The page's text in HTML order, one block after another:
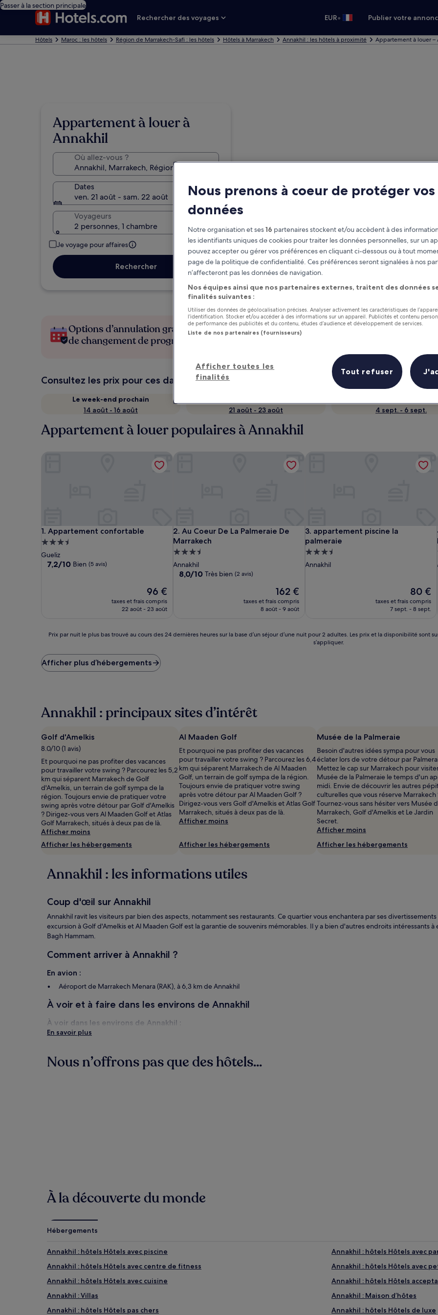
Passer à la section principale
Rechercher des voyages
EUR• Publier votre
Hôtels Maroc : les hôtels Région de Marrakech-Safi : les hôtels Hôtels à Marrakech Annakhil : les hôtels à proximité Appartement à louer –
Appartement à louer à
Annakhil
Où allez-vous ?
Dates
ven. 21 août - sam. 22 août
Voyageurs
2 personnes, 1 chambre
Je voyage pour affaires
Rechercher
Options d’annulation gratuite en cas
de changement de programme
Gagnez des récompenses pour
Consultez les prix pour ces dates
Le week-end prochain
14 août - 16 août
21 août - 23 août
4 sept. - 6 sept.
Appartement à louer populaires à Annakhil
1. Appartement confortable
Appartement confortable
Hébergement
3.5 étoiles
Gueliz
7.2
7,2/10 Bien (5 avis)
Le
nouveau
prix
96 €
96 €
taxes et frais compris
22 août - 23 août
2. Au Coeur De La Palmeraie De
Marrakech
Au Coeur De La Palmeraie De Marrakech
Hébergement
3.5 étoiles
Annakhil
8.0
8,0/10 Très bien (2 avis)
Le
nouveau
prix
162 €
162 €
taxes et frais compris
8 août - 9 août
Au Coeur De La Palmeraie De Marrakech
3. appartement piscine la
palmeraie
appartement piscine la palmeraie
Hébergement
3.5 étoiles
Annakhil
Le
nouveau
prix
80 €
80 €
taxes et frais compris
7 sept. - 8 sept.
appartement piscine la palmeraie
Prix
nuit
le
plus
des
sur
la
base
d’un
séjour
d’une
nuit
pour
2 adultes.
Les
prix
et
la
susceptibles
de
Des
conditions
supplémentaires
peuvent
s’appliquer.
Prix par nuit le plus bas trouvé au cours des 24 dernières heures sur la base d’un séjour d’une nuit pour 2 adultes. Les prix et la disponibilité
s’appliquer.
Afficher plus d’hébergements
Annakhil : principaux sites d’intérêt
Golf d'Amelkis
8.0/10 (1 avis)
Et pourquoi ne pas profiter des vacances
pour travailler votre swing ? Parcourez les 5,2
km qui séparent Marrakech de Golf
d'Amelkis, un terrain de golf sympa de la
région. Toujours envie de pratiquer votre
swing après votre détour par Golf d'Amelkis
? Dirigez-vous vers Al Maaden Golf et Atlas
Golf Marrakech, situés à deux pas de là.
Afficher moins
Afficher les hébergements
Al Maaden Golf
Et pourquoi ne pas profiter des vacances
pour travailler votre swing ? Parcourez les 6,4
km qui séparent Marrakech de Al Maaden
Golf, un terrain de golf sympa de la région.
Toujours envie de pratiquer votre swing
après votre détour par Al Maaden Golf ?
Dirigez-vous vers Golf d'Amelkis et Atlas Golf
Marrakech, situés à deux pas de là.
Afficher moins
Afficher les hébergements
Musée de la Palmeraie
Besoin d'autres idées sympa pour vous
éclater lors de votre détour par
Mettez le cap sur Marrakech pour
Musée de la Palmeraie le temps d'un
midi. Envie de découvrir les autres
culturelles que vous réserve Marrakech
Tournez-vous sans hésiter vers Musée
Marrakech, Golf d'Amelkis et Le Jardin
Secret.
Afficher moins
Afficher les hébergements
Annakhil : les informations utiles
Coup d'œil sur Annakhil
Annakhil ravit les visiteurs par bien des aspects, notamment ses restaurants. Ce quartier vous enchantera par ses
excursion à Golf d'Amelkis et Al Maaden Golf est la garantie de souvenirs mémorables. Il y a bien d'autres endroits intéressants
Bagh Hammam.
Comment arriver à Annakhil ?
En avion :
Aéroport de Marrakech Menara (RAK), à 6,3 km de Annakhil
À voir et à faire dans les environs de Annakhil
À voir dans les environs de Annakhil :
Place Jemaa el-Fnaa (à 2,3 km)
Palais de Dar el Bacha (à 2,1 km)
En savoir plus
Nous n’offrons pas que des hôtels...
À la découverte du monde
Hébergements
Annakhil : hôtels Hôtels avec piscine
Annakhil : hôtels Hôtels avec
Annakhil : hôtels Hôtels avec centre de fitness
Annakhil : hôtels Hôtels avec
Annakhil : hôtels Hôtels avec cuisine
Annakhil : hôtels Hôtels
Annakhil : Villas
Annakhil : Maison d’hôtes
Annakhil : hôtels Hôtels pas chers
Annakhil : hôtels Hôtels de luxe
Nous prenons à coeur de protéger vos
données
Notre organisation et ses16 partenaires stockent et/ou accèdent à des
les identifiants uniques de cookies pour traiter les données personnelles, sur un
pouvez accepter ou gérer vos préférences en cliquant ci-dessous ou à tout
page de la politique de confidentialité. Ces préférences seront signalées à nos
n’affecteront pas les données de navigation.
Nos équipes ainsi que nos partenaires externes, traitent des données
finalités suivantes :
Utiliser des données de géolocalisation précises. Analyser activement les caractéristiques de
l’identification. Stocker et/ou accéder à des informations sur un appareil. Publicités et contenu
de performance des publicités et du contenu, études d’audience et développement de services.
Liste de nos partenaires (fournisseurs)
Afficher toutes les
finalités
Tout refuser